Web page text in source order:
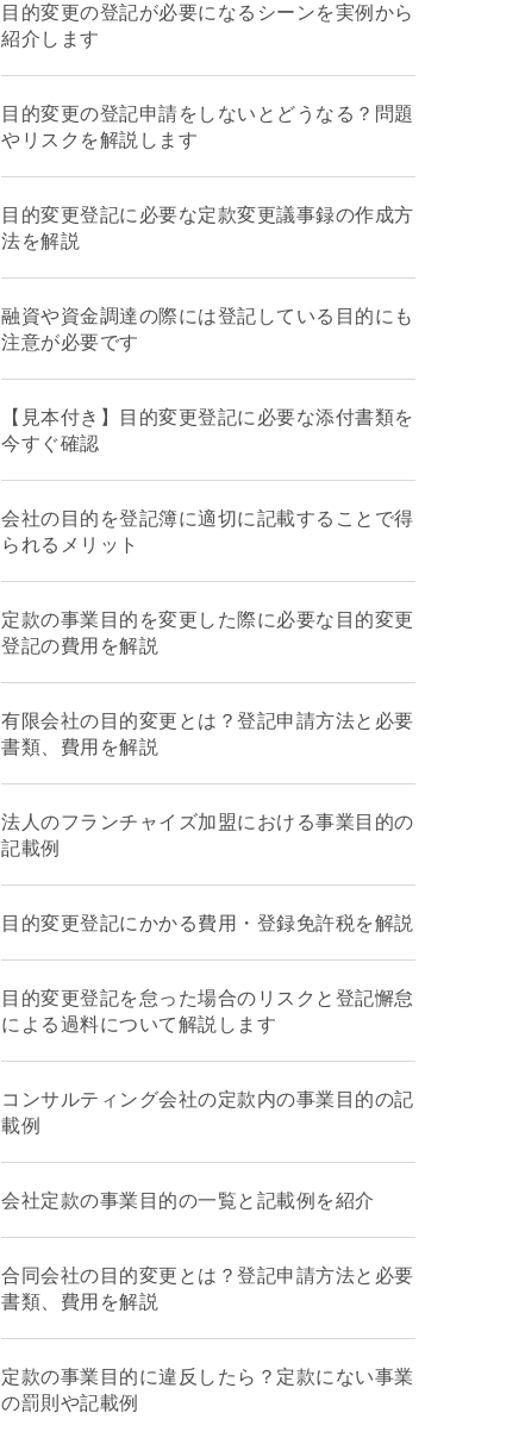
目的変更の登記が必要になるシーンを実例から
紹介します
目的変更の登記申請をしないとどうなる？問題
やリスクを解説します
目的変更登記に必要な定款変更議事録の作成方
法を解説
融資や資金調達の際には登記している目的にも
注意が必要です
【見本付き】目的変更登記に必要な添付書類を
今すぐ確認
会社の目的を登記簿に適切に記載することで得
られるメリット
定款の事業目的を変更した際に必要な目的変更
登記の費用を解説
有限会社の目的変更とは？登記申請方法と必要
書類、費用を解説
法人のフランチャイズ加盟における事業目的の
記載例
目的変更登記にかかる費用・登録免許税を解説
目的変更登記を怠った場合のリスクと登記懈怠
による過料について解説します
コンサルティング会社の定款内の事業目的の記
載例
会社定款の事業目的の一覧と記載例を紹介
合同会社の目的変更とは？登記申請方法と必要
書類、費用を解説
定款の事業目的に違反したら？定款にない事業
の罰則や記載例